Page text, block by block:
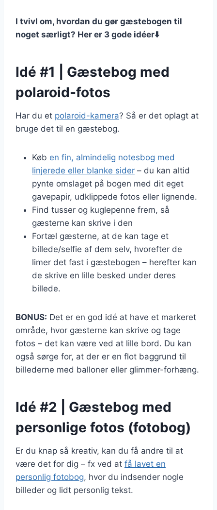
I tvivl om, hvordan du gør gæstebogen til
noget særligt? Her er 3 gode idéer⬇️
Idé #1 | Gæstebog med
polaroid-fotos
Har du et polaroid-kamera? Så er det oplagt at
bruge det til en gæstebog.
Køb en fin, almindelig notesbog med
linjerede eller blanke sider – du kan altid
pynte omslaget på bogen med dit eget
gavepapir, udklippede fotos eller lignende.
Find tusser og kuglepenne frem, så
gæsterne kan skrive i den
Fortæl gæsterne, at de kan tage et
billede/selfie af dem selv, hvorefter de
limer det fast i gæstebogen – herefter kan
de skrive en lille besked under deres
billede.
BONUS: Det er en god idé at have et markeret
område, hvor gæsterne kan skrive og tage
fotos – det kan være ved at lille bord. Du kan
også sørge for, at der er en flot baggrund til
billederne med balloner eller glimmer-forhæng.
Idé #2 | Gæstebog med
personlige fotos (fotobog)
Er du knap så kreativ, kan du få andre til at
være det for dig – fx ved at få lavet en
personlig fotobog, hvor du indsender nogle
billeder og lidt personlig tekst.